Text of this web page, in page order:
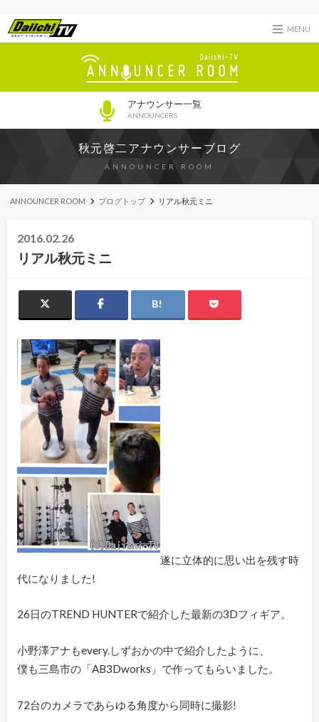
MENU
アナウンサー一覧
ANNOUNCERS
秋元啓二アナウンサーブログ
ANNOUNCER ROOM
ANNOUNCER ROOM ブログトップ リアル秋元ミニ
2016.02.26
リアル秋元ミニ
遂に立体的に思い出を残す時
代になりました!
26日のTREND HUNTERで紹介した最新の3Dフィギア。
小野澤アナもevery.しずおかの中で紹介したように、
僕も三島市の「AB3Dworks」で作ってもらいました。
72台のカメラであらゆる角度から同時に撮影!